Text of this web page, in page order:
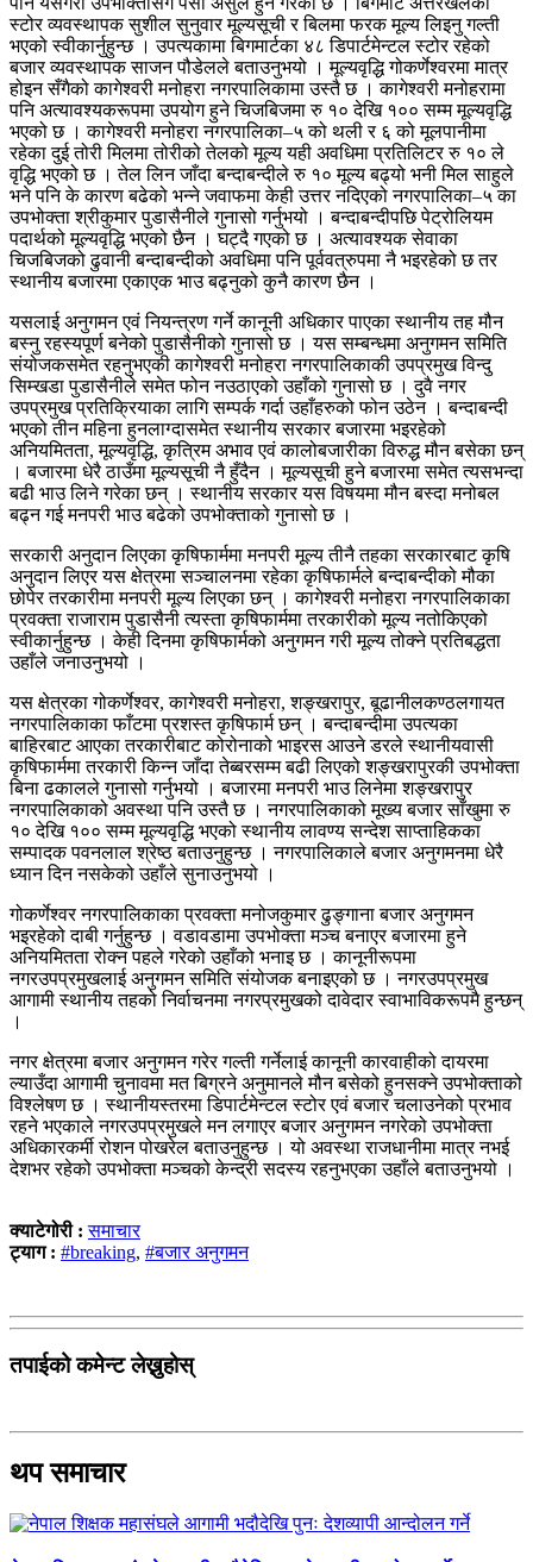
स्टोर व्यवस्थापक सुशील सुनुवार मूल्यसूची र बिलमा फरक मूल्य लिइनु गल्ती
भएको स्वीकार्नुहुन्छ । उपत्यकामा बिगमार्टका ४८ डिपार्टमेन्टल स्टोर रहेको
बजार व्यवस्थापक साजन पौडेलले बताउनुभयो । मूल्यवृद्धि गोकर्णेश्वरमा मात्र
होइन सँगैको कागेश्वरी मनोहरा नगरपालिकामा उस्तै छ । कागेश्वरी मनोहरामा
पनि अत्यावश्यकरूपमा उपयोग हुने चिजबिजमा रु १० देखि १०० सम्म मूल्यवृद्धि
भएको छ । कागेश्वरी मनोहरा नगरपालिका–५ को थली र ६ को मूलपानीमा
रहेका दुई तोरी मिलमा तोरीको तेलको मूल्य यही अवधिमा प्रतिलिटर रु १० ले
वृद्धि भएको छ । तेल लिन जाँदा बन्दाबन्दीले रु १० मूल्य बढ्यो भनी मिल साहुले
भने पनि के कारण बढेको भन्ने जवाफमा केही उत्तर नदिएको नगरपालिका–५ का
उपभोक्ता श्रीकुमार पुडासैनीले गुनासो गर्नुभयो । बन्दाबन्दीपछि पेट्रोलियम
पदार्थको मूल्यवृद्धि भएको छैन । घट्दै गएको छ । अत्यावश्यक सेवाका
चिजबिजको ढुवानी बन्दाबन्दीको अवधिमा पनि पूर्ववत्रुपमा नै भइरहेको छ तर
स्थानीय बजारमा एकाएक भाउ बढ्नुको कुनै कारण छैन ।
यसलाई अनुगमन एवं नियन्त्रण गर्ने कानूनी अधिकार पाएका स्थानीय तह मौन
बस्नु रहस्यपूर्ण बनेको पुडासैनीको गुनासो छ । यस सम्बन्धमा अनुगमन समिति
संयोजकसमेत रहनुभएकी कागेश्वरी मनोहरा नगरपालिकाकी उपप्रमुख विन्दु
सिम्खडा पुडासैनीले समेत फोन नउठाएको उहाँको गुनासो छ । दुवै नगर
उपप्रमुख प्रतिक्रियाका लागि सम्पर्क गर्दा उहाँहरुको फोन उठेन । बन्दाबन्दी
भएको तीन महिना हुनलाग्दासमेत स्थानीय सरकार बजारमा भइरहेको
अनियमितता, मूल्यवृद्धि, कृत्रिम अभाव एवं कालोबजारीका विरुद्ध मौन बसेका छन्
। बजारमा धेरै ठाउँमा मूल्यसूची नै हुँदैन । मूल्यसूची हुने बजारमा समेत त्यसभन्दा
बढी भाउ लिने गरेका छन् । स्थानीय सरकार यस विषयमा मौन बस्दा मनोबल
बढ्न गई मनपरी भाउ बढेको उपभोक्ताको गुनासो छ ।
सरकारी अनुदान लिएका कृषिफार्ममा मनपरी मूल्य तीनै तहका सरकारबाट कृषि
अनुदान लिएर यस क्षेत्रमा सञ्चालनमा रहेका कृषिफार्मले बन्दाबन्दीको मौका
छोपेर तरकारीमा मनपरी मूल्य लिएका छन् । कागेश्वरी मनोहरा नगरपालिकाका
प्रवक्ता राजाराम पुडासैनी त्यस्ता कृषिफार्ममा तरकारीको मूल्य नतोकिएको
स्वीकार्नुहुन्छ । केही दिनमा कृषिफार्मको अनुगमन गरी मूल्य तोक्ने प्रतिबद्धता
उहाँले जनाउनुभयो ।
यस क्षेत्रका गोकर्णेश्वर, कागेश्वरी मनोहरा, शङ्खरापुर, बूढानीलकण्ठलगायत
नगरपालिकाका फाँटमा प्रशस्त कृषिफार्म छन् । बन्दाबन्दीमा उपत्यका
बाहिरबाट आएका तरकारीबाट कोरोनाको भाइरस आउने डरले स्थानीयवासी
कृषिफार्ममा तरकारी किन्न जाँदा तेब्बरसम्म बढी लिएको शङ्खरापुरकी उपभोक्ता
बिना ढकालले गुनासो गर्नुभयो । बजारमा मनपरी भाउ लिनेमा शङ्खरापुर
नगरपालिकाको अवस्था पनि उस्तै छ । नगरपालिकाको मूख्य बजार साँखुमा रु
१० देखि १०० सम्म मूल्यवृद्धि भएको स्थानीय लावण्य सन्देश साप्ताहिकका
सम्पादक पवनलाल श्रेष्ठ बताउनुहुन्छ । नगरपालिकाले बजार अनुगमनमा धेरै
ध्यान दिन नसकेको उहाँले सुनाउनुभयो ।
गोकर्णेश्वर नगरपालिकाका प्रवक्ता मनोजकुमार ढुङ्गाना बजार अनुगमन
भइरहेको दाबी गर्नुहुन्छ । वडावडामा उपभोक्ता मञ्च बनाएर बजारमा हुने
अनियमितता रोक्न पहले गरेको उहाँको भनाइ छ । कानूनीरूपमा
नगरउपप्रमुखलाई अनुगमन समिति संयोजक बनाइएको छ । नगरउपप्रमुख
आगामी स्थानीय तहको निर्वाचनमा नगरप्रमुखको दावेदार स्वाभाविकरूपमै हुन्छन्
।
नगर क्षेत्रमा बजार अनुगमन गरेर गल्ती गर्नेलाई कानूनी कारवाहीको दायरमा
ल्याउँदा आगामी चुनावमा मत बिग्रने अनुमानले मौन बसेको हुनसक्ने उपभोक्ताको
विश्लेषण छ । स्थानीयस्तरमा डिपार्टमेन्टल स्टोर एवं बजार चलाउनेको प्रभाव
रहने भएकाले नगरउपप्रमुखले मन लगाएर बजार अनुगमन नगरेको उपभोक्ता
अधिकारकर्मी रोशन पोखरेल बताउनुहुन्छ । यो अवस्था राजधानीमा मात्र नभई
देशभर रहेको उपभोक्ता मञ्चको केन्द्री सदस्य रहनुभएका उहाँले बताउनुभयो ।
क्याटेगोरी :समाचार
ट्याग : #breaking, #बजार अनुगमन
तपाईको कमेन्ट लेख्नुहोस्
थप समाचार